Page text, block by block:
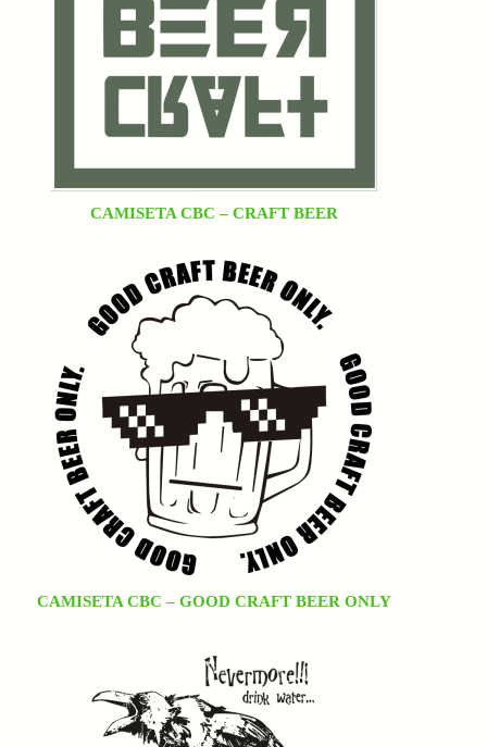
CAMISETA CBC – CRAFT BEER
CAMISETA CBC – GOOD CRAFT BEER ONLY